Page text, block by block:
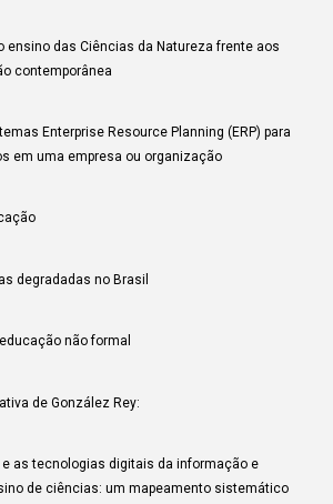
ensino das Ciências da Natureza frente aos
contemporânea
Enterprise Resource Planning (ERP) para
em uma empresa ou organização
degradadas no Brasil
não formal
de González Rey:
as tecnologias digitais da informação e
de ciências: um mapeamento sistemático